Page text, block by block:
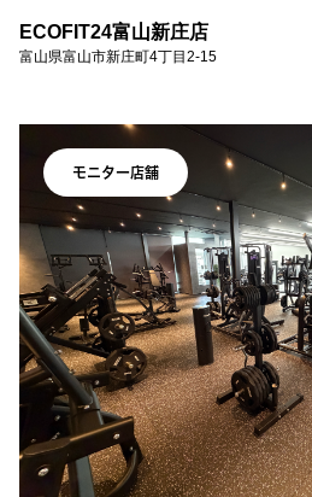
ECOFIT24富山新庄店
富山県富山市新庄町4丁目2-15
モニター店舗